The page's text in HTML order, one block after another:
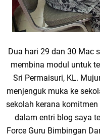
Dua hari 29 dan 30 Mac
membina modul untuk
Sri Permaisuri, KL.
menjenguk muka ke
sekolah kerana
dalam entri blog saya
Force Guru Bimbingan